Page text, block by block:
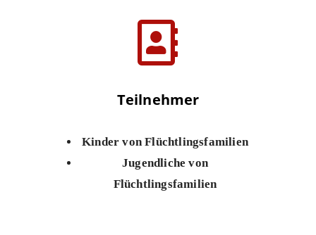
Teilnehmer
Kinder von Flüchtlingsfamilien
Jugendliche von
Flüchtlingsfamilien